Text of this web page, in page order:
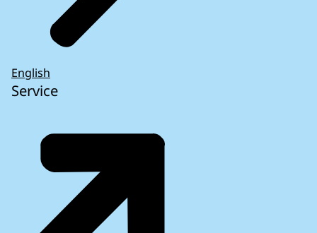
English
Service